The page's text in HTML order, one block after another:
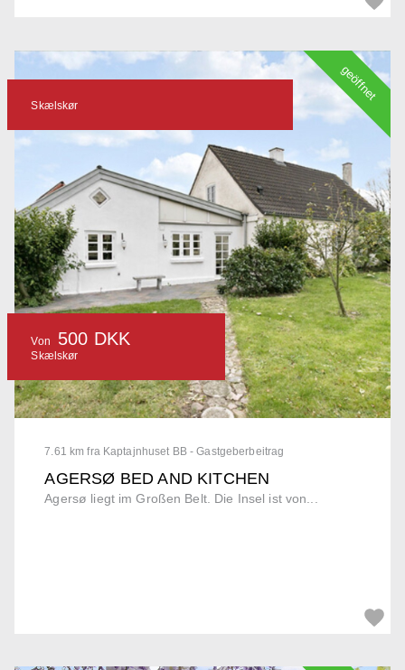
7.61 km fra Kaptajnhuset BB - Gastgeberbeitrag
AGERSØ BED AND KITCHEN
Agersø liegt im Großen Belt. Die Insel ist von...
Skælskør
Von 500 DKK
Skælskør
geöffnet